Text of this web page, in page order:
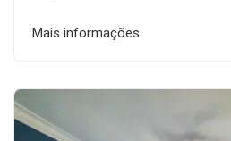
Mais informações